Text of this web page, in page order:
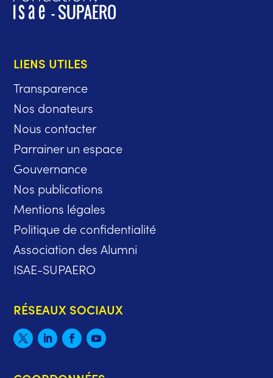
LIENS UTILES
Transparence
Nos donateurs
Nous contacter
Parrainer un espace
Gouvernance
Nos publications
Mentions légales
Politique de confidentialité
Association des Alumni
ISAE-SUPAERO
RÉSEAUX SOCIAUX